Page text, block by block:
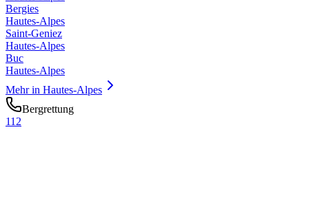
Bergies
Hautes-Alpes
Saint-Geniez
Hautes-Alpes
Buc
Hautes-Alpes
Mehr in Hautes-Alpes
Bergrettung
112